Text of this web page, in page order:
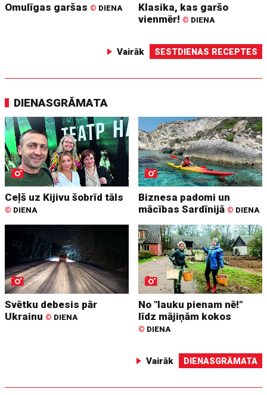
Omulīgas garšas © DIENA
Klasika, kas garšo
vienmēr! © DIENA
Vairāk SESTDIENAS RECEPTES
DIENASGRĀMATA
Ceļš uz Kijivu šobrīd tāls
© DIENA
Biznesa padomi un
mācības Sardīnijā © DIENA
Svētku debesis pār
Ukrainu © DIENA
No "lauku pienam nē!"
līdz mājiņām kokos
© DIENA
Vairāk DIENASGRĀMATA